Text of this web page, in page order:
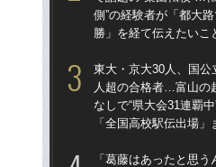
側”の経験者が「都大
勝」を経て伝えたいこ
東大・京大30人、国公
人超の合格者…富山の
なしで“県大会31連覇
「全国高校駅伝出場
「葛藤はあったと思